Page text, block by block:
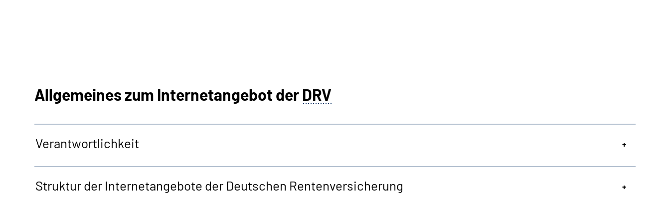
Allgemeines zum Internetangebot der DRV
Verantwortlichkeit
Struktur der Internetangebote der Deutschen Rentenversicherung